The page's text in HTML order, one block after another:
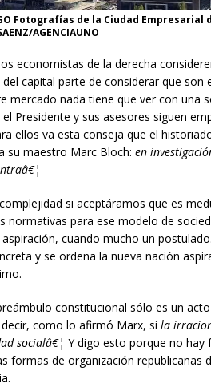
Fotografías de la Ciudad
AGENCIAUNO
economistas de la derecha
capital parte de considerar que son
mercado nada tiene que ver con una
Presidente y sus asesores siguen
ellos va esta conseja que el
su maestro Marc Bloch: en
si aceptáramos que es
normativas para ese modelo de
cuando mucho un
y se ordena la nueva nación
constitucional sólo es un
como lo afirmó Marx, si la
socialâ€¦ Y digo esto porque no hay
formas de organización republicanas